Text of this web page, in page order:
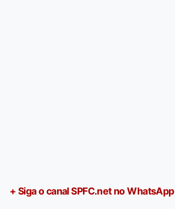
+ Siga o canal SPFC.net no WhatsApp